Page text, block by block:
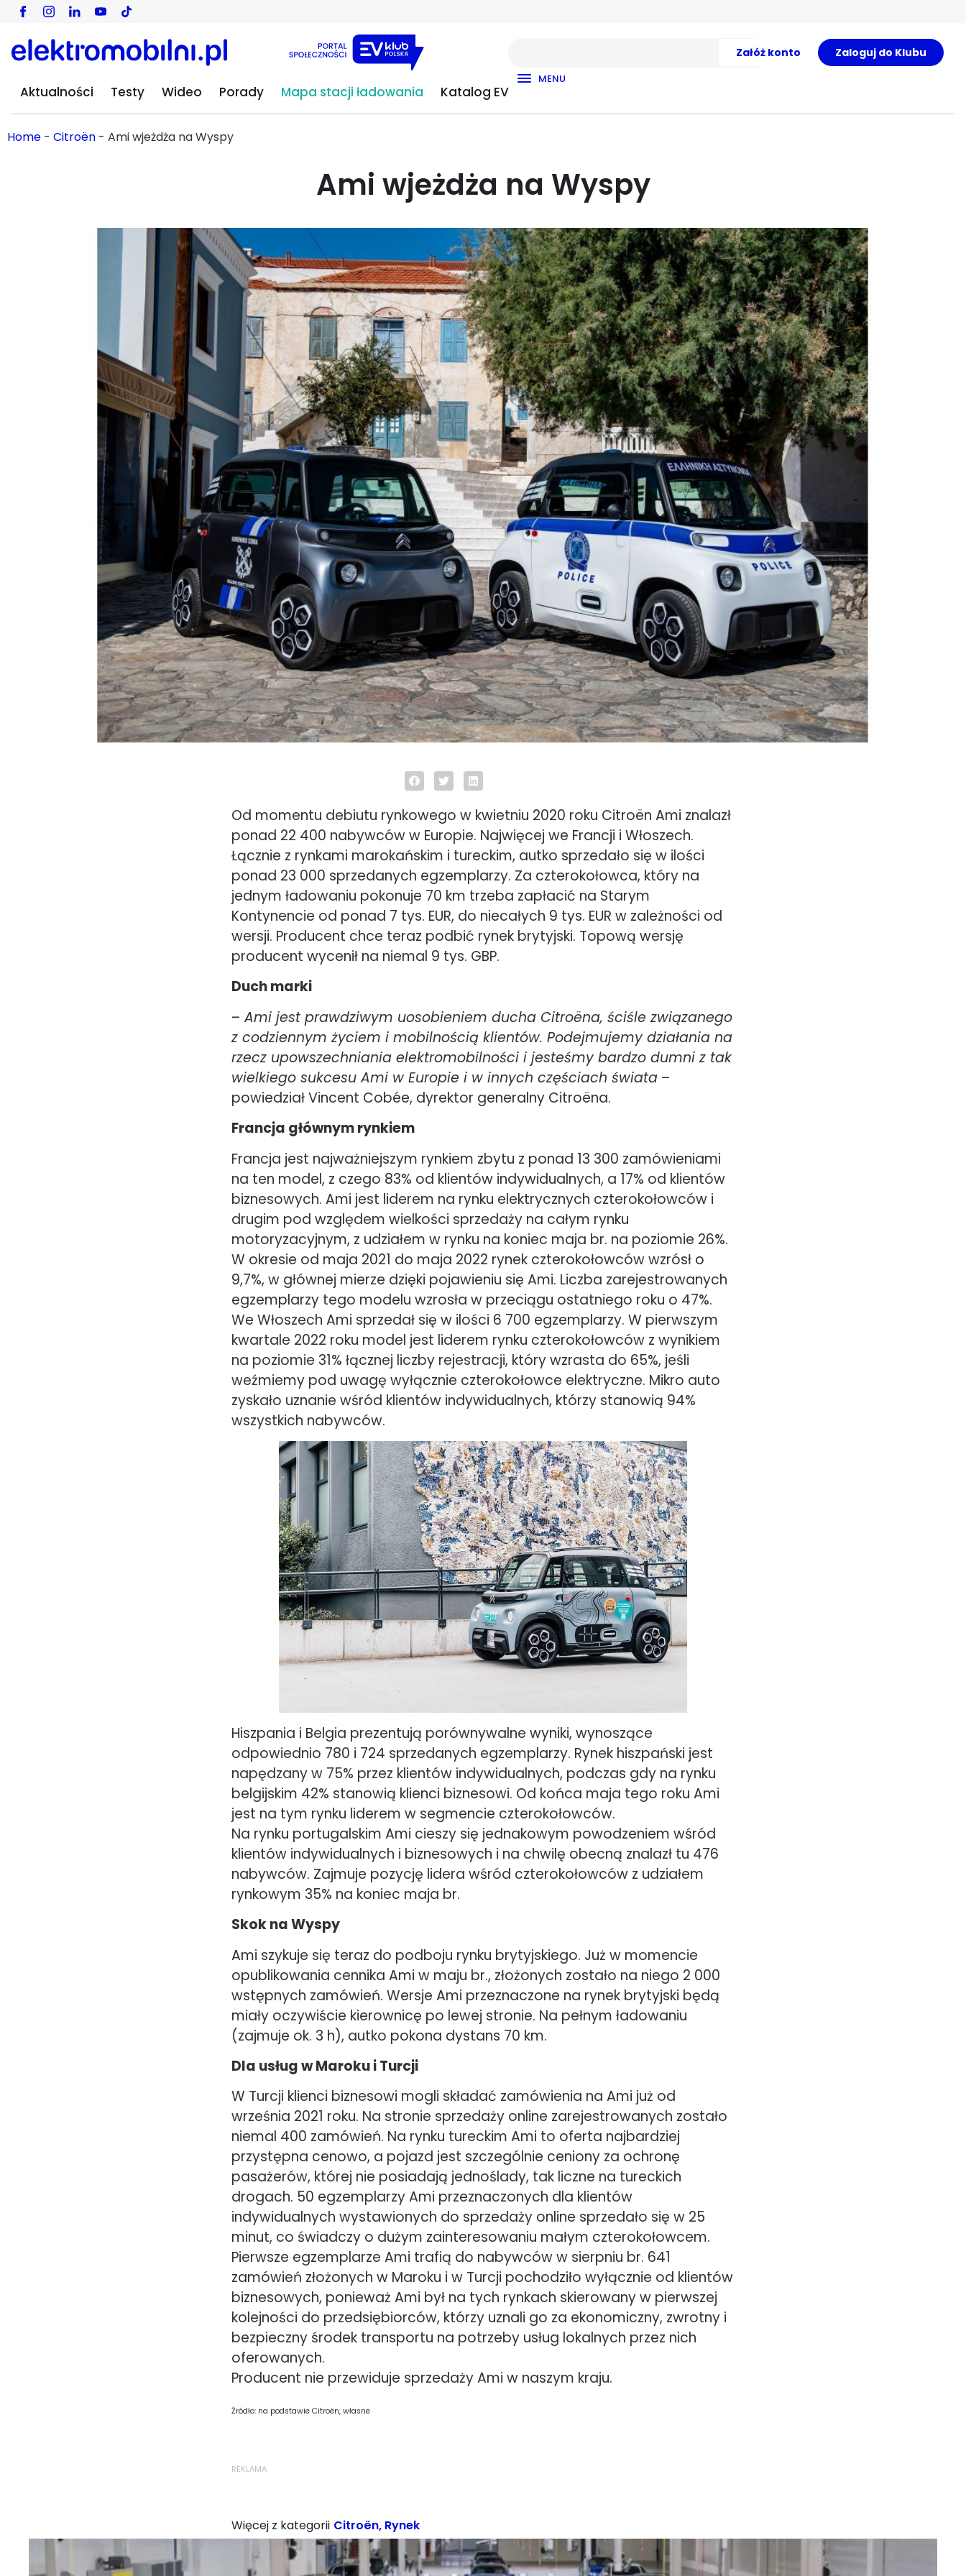
Załóż konto Zaloguj do Klubu
Aktualności Testy Wideo Porady Mapa stacji ładowania Katalog EV
MENU
Home - Citroën - Ami wjeżdża na Wyspy
Ami wjeżdża na Wyspy
Od momentu debiutu rynkowego w kwietniu 2020 roku Citroën Ami znalazł
ponad 22 400 nabywców w Europie. Najwięcej we Francji i Włoszech.
Łącznie z rynkami marokańskim i tureckim, autko sprzedało się w ilości
ponad 23 000 sprzedanych egzemplarzy. Za czterokołowca, który na
jednym ładowaniu pokonuje 70 km trzeba zapłacić na Starym
Kontynencie od ponad 7 tys. EUR, do niecałych 9 tys. EUR w zależności od
wersji. Producent chce teraz podbić rynek brytyjski. Topową wersję
producent wycenił na niemal 9 tys. GBP.
Duch marki
– Ami jest prawdziwym uosobieniem ducha Citroëna, ściśle związanego
z codziennym życiem i mobilnością klientów. Podejmujemy działania na
rzecz upowszechniania elektromobilności i jesteśmy bardzo dumni z tak
wielkiego sukcesu Ami w Europie i w innych częściach świata –
powiedział Vincent Cobée, dyrektor generalny Citroëna.
Francja głównym rynkiem
Francja jest najważniejszym rynkiem zbytu z ponad 13 300 zamówieniami
na ten model, z czego 83% od klientów indywidualnych, a 17% od klientów
biznesowych. Ami jest liderem na rynku elektrycznych czterokołowców i
drugim pod względem wielkości sprzedaży na całym rynku
motoryzacyjnym, z udziałem w rynku na koniec maja br. na poziomie 26%.
W okresie od maja 2021 do maja 2022 rynek czterokołowców wzrósł o
9,7%, w głównej mierze dzięki pojawieniu się Ami. Liczba zarejestrowanych
egzemplarzy tego modelu wzrosła w przeciągu ostatniego roku o 47%.
We Włoszech Ami sprzedał się w ilości 6 700 egzemplarzy. W pierwszym
kwartale 2022 roku model jest liderem rynku czterokołowców z wynikiem
na poziomie 31% łącznej liczby rejestracji, który wzrasta do 65%, jeśli
weźmiemy pod uwagę wyłącznie czterokołowce elektryczne. Mikro auto
zyskało uznanie wśród klientów indywidualnych, którzy stanowią 94%
wszystkich nabywców.
Hiszpania i Belgia prezentują porównywalne wyniki, wynoszące
odpowiednio 780 i 724 sprzedanych egzemplarzy. Rynek hiszpański jest
napędzany w 75% przez klientów indywidualnych, podczas gdy na rynku
belgijskim 42% stanowią klienci biznesowi. Od końca maja tego roku Ami
jest na tym rynku liderem w segmencie czterokołowców.
Na rynku portugalskim Ami cieszy się jednakowym powodzeniem wśród
klientów indywidualnych i biznesowych i na chwilę obecną znalazł tu 476
nabywców. Zajmuje pozycję lidera wśród czterokołowców z udziałem
rynkowym 35% na koniec maja br.
Skok na Wyspy
Ami szykuje się teraz do podboju rynku brytyjskiego. Już w momencie
opublikowania cennika Ami w maju br., złożonych zostało na niego 2 000
wstępnych zamówień. Wersje Ami przeznaczone na rynek brytyjski będą
miały oczywiście kierownicę po lewej stronie. Na pełnym ładowaniu
(zajmuje ok. 3 h), autko pokona dystans 70 km.
Dla usług w Maroku i Turcji
W Turcji klienci biznesowi mogli składać zamówienia na Ami już od
września 2021 roku. Na stronie sprzedaży online zarejestrowanych zostało
niemal 400 zamówień. Na rynku tureckim Ami to oferta najbardziej
przystępna cenowo, a pojazd jest szczególnie ceniony za ochronę
pasażerów, której nie posiadają jednoślady, tak liczne na tureckich
drogach. 50 egzemplarzy Ami przeznaczonych dla klientów
indywidualnych wystawionych do sprzedaży online sprzedało się w 25
minut, co świadczy o dużym zainteresowaniu małym czterokołowcem.
Pierwsze egzemplarze Ami trafią do nabywców w sierpniu br. 641
zamówień złożonych w Maroku i w Turcji pochodziło wyłącznie od klientów
biznesowych, ponieważ Ami był na tych rynkach skierowany w pierwszej
kolejności do przedsiębiorców, którzy uznali go za ekonomiczny, zwrotny i
bezpieczny środek transportu na potrzeby usług lokalnych przez nich
oferowanych.
Producent nie przewiduje sprzedaży Ami w naszym kraju.
Źródło: na podstawie Citroën, własne
REKLAMA
Więcej z kategorii Citroën, Rynek